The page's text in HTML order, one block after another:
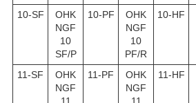
10-SF
OHK
NGF
10
SF/P
10-PF
OHK
NGF
10
PF/R
10-HF
11-SF
OHK
NGF
11
11-PF
OHK
NGF
11
11-HF